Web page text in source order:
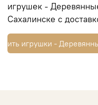
игрушек -
Сахалинске с
игрушки -